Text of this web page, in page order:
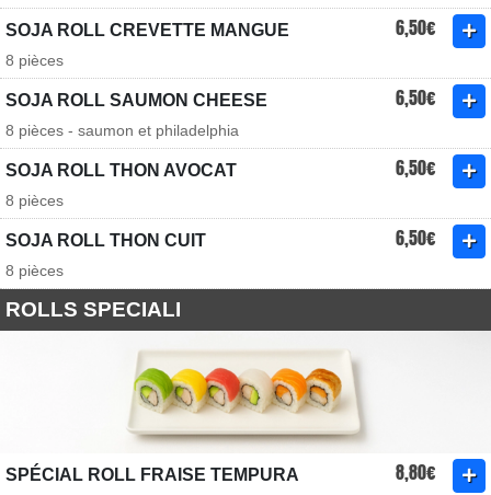
SOJA ROLL CREVETTE MANGUE 6,50€
8 pièces
SOJA ROLL SAUMON CHEESE 6,50€
8 pièces - saumon et philadelphia
SOJA ROLL THON AVOCAT 6,50€
8 pièces
SOJA ROLL THON CUIT 6,50€
8 pièces
ROLLS SPECIALI
SPÉCIAL ROLL FRAISE TEMPURA 8,80€